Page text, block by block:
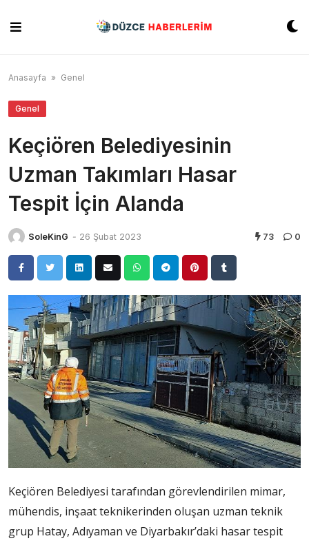
content
Anasayfa » Genel
Genel
Keçiören Belediyesinin
Uzman Takımları Hasar
Tespit İçin Alanda
SoleKinG - 26 Şubat 2023 73 0
Keçiören Belediyesi tarafından görevlendirilen mimar,
mühendis, inşaat teknikerinden oluşan uzman teknik
grup Hatay, Adıyaman ve Diyarbakır’daki hasar tespit